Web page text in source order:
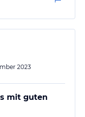
2023
mit guten